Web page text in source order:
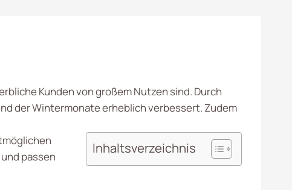
Kunden von großem Nutzen sind. Durch
der Wintermonate erheblich verbessert. Zudem
Inhaltsverzeichnis
passen